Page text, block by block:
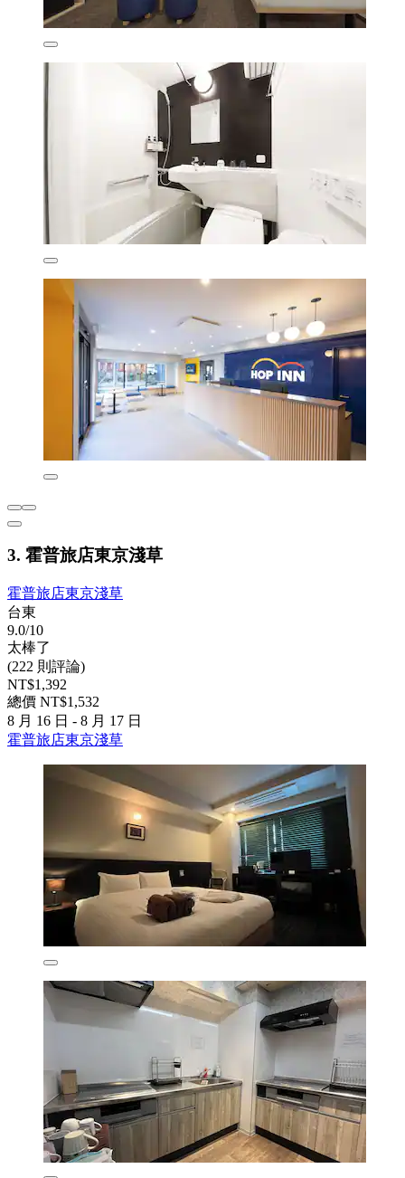
3. 霍普旅店東京淺草
霍普旅店東京淺草
台東
9.0/10
太棒了
(222 則評論)
NT$1,392
總價 NT$1,532
8 月 16 日 - 8 月 17 日
霍普旅店東京淺草